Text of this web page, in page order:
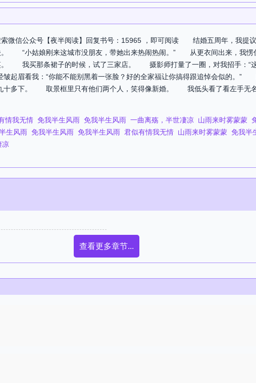
索微信公众号【夜半阅读】回复书号：15965 ，即可阅读 结婚五周年，我
。 “小姑娘刚来这城市没朋友，带她出来热闹热闹。” 从更衣间出来，我
。 我买那条裙子的时候，试了三家店。 摄影师打量了一圈，对我招手：“
看我：“你能不能别黑着一张脸？好的全家福让你搞得跟追悼会似的。”
十多下。 取景框里只有他们两个人，笑得像新婚。 我低头看了看左手
情我无情 免我半生风雨 免我半生风雨 一曲离殇，半世凄凉 山雨来时雾蒙蒙
生风雨 免我半生风雨 免我半生风雨 君似有情我无情 山雨来时雾蒙蒙 免我半
凉
查看更多章节...